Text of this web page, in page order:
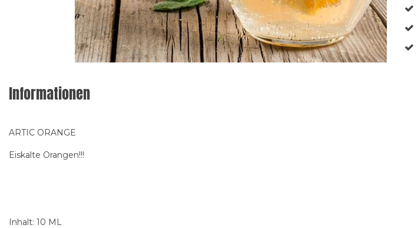
Informationen
ARTIC ORANGE
Eiskalte Orangen!!!
Inhalt: 10 ML